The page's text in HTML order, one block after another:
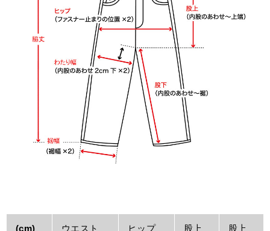
(cm) ウエスト ヒップ 股上 股上